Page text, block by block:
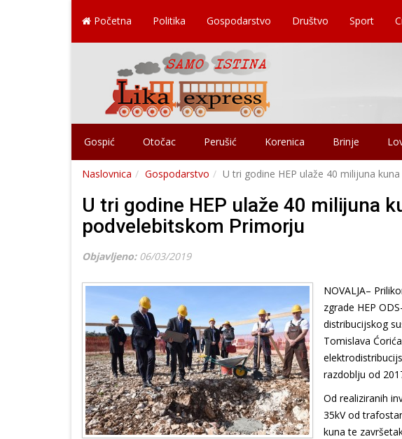
Početna Politika Gospodarstvo Društvo Sport
Gospić Otočac Perušić Korenica Brinje
Naslovnica Gospodarstvo U tri godine HEP ulaže 40 milijuna
U tri godine HEP ulaže 40 milijuna
podvelebitskom Primorju
Objavljeno: 06/03/2019
NOVALJA–
zgrade HEP
distribucijskog
Tomislava
razdoblju od
Od realiziranih
35kV od
kuna te